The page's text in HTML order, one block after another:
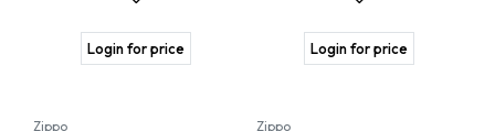
Login for price Login for price
Zippo Zippo